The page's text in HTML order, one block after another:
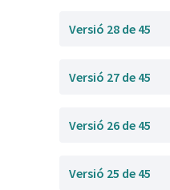
Versió 28 de 45
Versió 27 de 45
Versió 26 de 45
Versió 25 de 45